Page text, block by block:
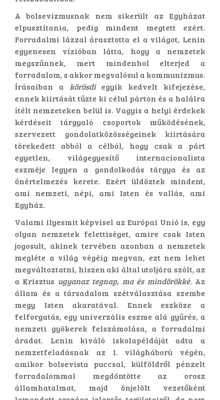
A bolsevizmusnak nem sikerült az Egyházat
elpusztítania, pedig mindent megtett ezért.
Forradalmi lázzal árasztotta el a világot, Lenin
egyenesen vízióban látta, hogy a nemzetek
megszűnnek, mert mindenhol elterjed a
forradalom, s akkor megvalósul a kommunizmus.
Írásaiban a körösdiegyik kedvelt kifejezése,
ennek kiirtását tűzte ki célul párton és a halálra
ítélt nemzeteken belül is. Vagyis a helyi érdekek
kérdéseit tárgyaló csoportok működésének,
szervezett gondolatközösségeinek kiirtására
törekedett abból a célból, hogy csak a párt
egyetlen, világegyesítő internacionalista
eszméje legyen a gondolkodás tárgya és az
önértelmezés kerete. Ezért üldöztek mindent,
ami nemzeti, népi, ami Isten és vallás, ami
Egyház.
Valami ilyesmit képvisel az Európai Unió is, egy
olyan nemzetek felettiséget, amire csak Isten
jogosult, akinek tervében azonban a nemzetek
megléte a világ végéig megvan, ezt nem lehet
megváltoztatni, hiszen aki által utoljára szólt, az
a Krisztus ugyanaz tegnap, ma és mindörökké. Az
állam és a társadalom szétválasztása szembe
megy Isten akaratával. Ennek eszköze a
felforgatás, egy univerzális eszme alá gyűrés, a
nemzeti gyökerek felszámolása, a forradalmi
áradat. Lenin kiváló iskolapéldáját adta a
nemzetfeladásnak az I. világháború végén,
amikor bolsevista puccsal, külföldről pénzelt
forradalommal megdöntötte az orosz
államhatalmat, majd önjelölt vezetőként